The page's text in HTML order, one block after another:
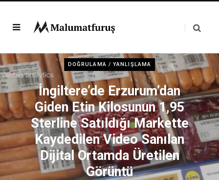
DOĞRULAMA / YANLIŞLAMA
İngiltere’de Erzurum’dan
Giden Etin Kilosunun 1,95
Sterline Satıldığı Markette
Kaydedilen Video Sanılan
Dijital Ortamda Üretilen
Görüntü